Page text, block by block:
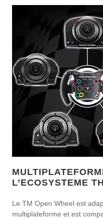
L’ECOSYSTEME
Le TM Open Wheel est
multiplateforme et est